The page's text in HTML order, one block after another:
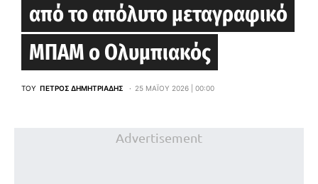
από το απόλυτο μεταγραφικό
ΜΠΑΜ ο Ολυμπιακός
ΤΟΥ ΠΈΤΡΟΣ ΔΗΜΗΤΡΙΆΔΗΣ 25 ΜΑΪ́ΟΥ 2026 | 00:00
Advertisement